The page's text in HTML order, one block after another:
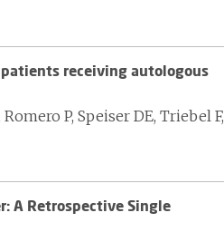
receiving autologous
P, Speiser DE, Triebel F,
A Retrospective Single